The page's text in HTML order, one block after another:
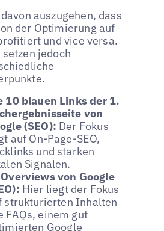
auszugehen, dass
der Optimierung auf
und vice versa.
setzen jedoch
10 blauen Links der 1.
von
(SEO): Der Fokus
auf On-Page-SEO,
und starken
Signalen.
von Google
Hier liegt der Fokus
strukturierten Inhalten
FAQs, einem gut
Google